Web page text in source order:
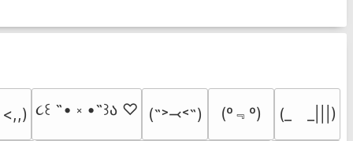
૮꒰ ˶• ༝ •˶꒱ა ♡ (˶˃⤙˂˶) (º﹃º) (_　_|||)